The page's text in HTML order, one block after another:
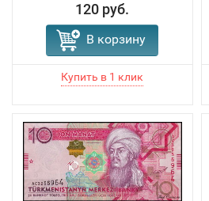
120 руб.
В корзину